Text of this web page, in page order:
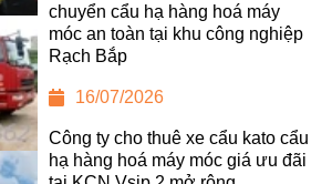
chuyển cẩu hạ hàng hoá máy
móc an toàn tại khu công nghiệp
Rạch Bắp
16/07/2026
Công ty cho thuê xe cẩu kato cẩu
hạ hàng hoá máy móc giá ưu đãi